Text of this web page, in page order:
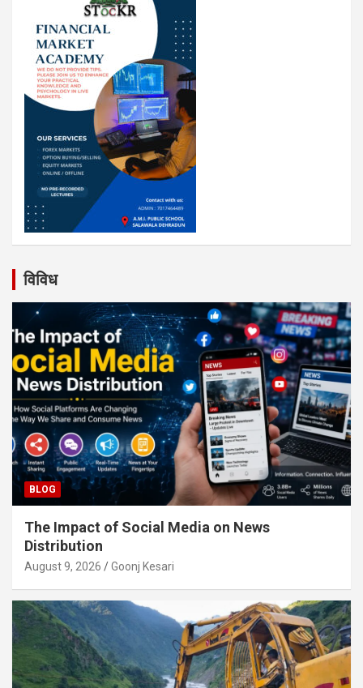
विविध
BLOG
The Impact of Social Media on News
Distribution
August 9, 2026 Goonj Kesari